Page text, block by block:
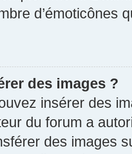
d’émoticônes
des images ?
insérer des
du forum a
des images